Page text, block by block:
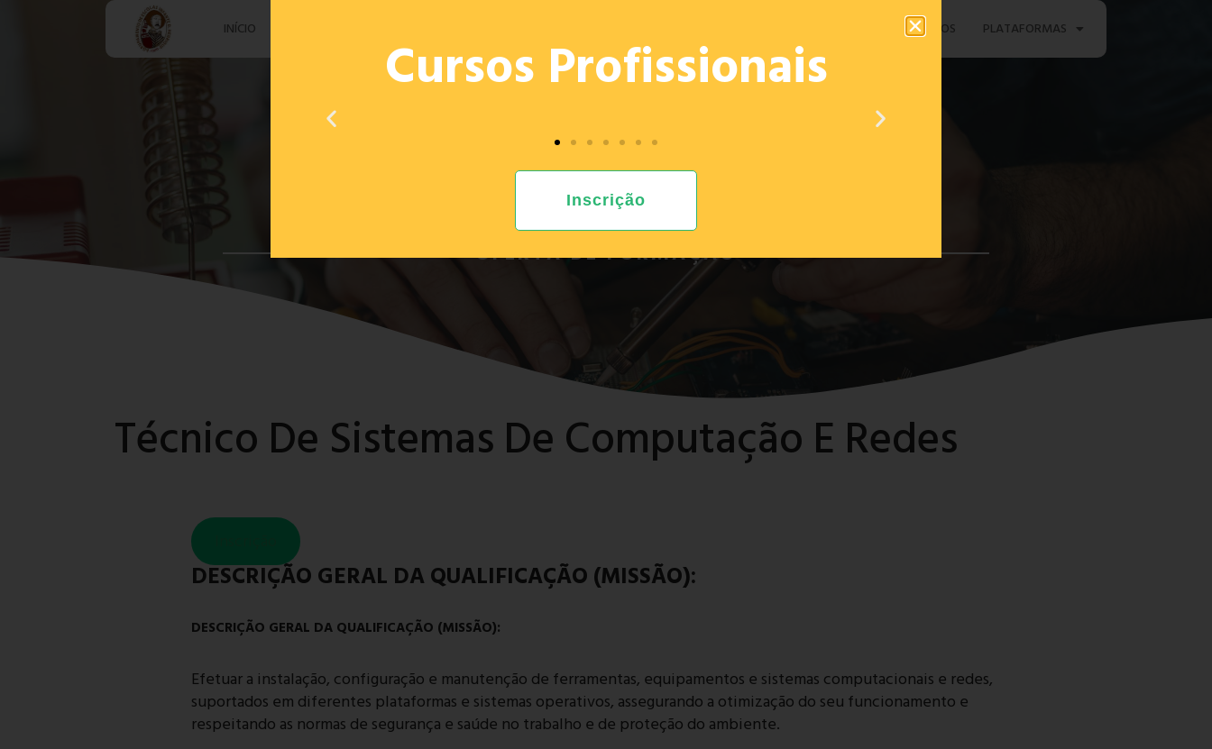
INÍCIO CONTACTOS PLATAFORMAS
OFERTA DE FORMAÇÃO
Técnico De Sistemas De Computação E Redes
DESCRIÇÃO GERAL DA QUALIFICAÇÃO (MISSÃO):
DESCRIÇÃO GERAL DA QUALIFICAÇÃO (MISSÃO):
Efetuar a instalação, configuração e manutenção de ferramentas, equipamentos e sistemas computacionais e redes,
suportados em diferentes plataformas e sistemas operativos, assegurando a otimização do seu funcionamento e
respeitando as normas de segurança e saúde no trabalho e de proteção do ambiente.
Cursos Profissionais